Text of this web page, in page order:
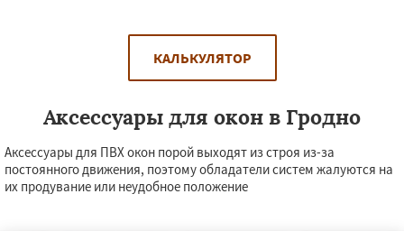
КАЛЬКУЛЯТОР
Аксессуары для окон в Гродно
Аксессуары для ПВХ окон порой выходят из строя из-за
постоянного движения, поэтому обладатели систем жалуются на
их продувание или неудобное положение